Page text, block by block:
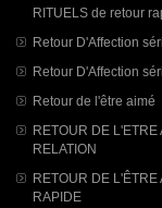
RITUELS de retour
Retour D'Affection
Retour D'Affection
Retour de l'être aimé
RETOUR DE L'ETRE
RELATION
RETOUR DE L'ÊTRE
RAPIDE